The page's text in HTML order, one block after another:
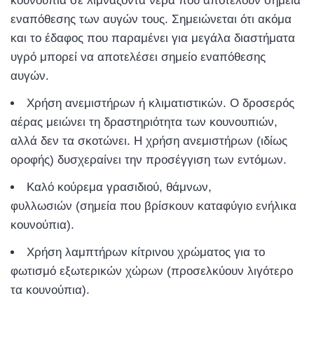
εναπόθεσης των αυγών τους. Σημειώνεται ότι ακόμα
και το έδαφος που παραμένει για μεγάλα διαστήματα
υγρό μπορεί να αποτελέσει σημείο εναπόθεσης
αυγών.
Χρήση ανεμιστήρων ή κλιματιστικών. Ο δροσερός
αέρας μειώνει τη δραστηριότητα των κουνουπιών,
αλλά δεν τα σκοτώνει. Η χρήση ανεμιστήρων (ιδίως
οροφής) δυσχεραίνει την προσέγγιση των εντόμων.
Καλό κούρεμα γρασιδιού, θάμνων,
φυλλωσιών (σημεία που βρίσκουν καταφύγιο ενήλικα
κουνούπια).
Χρήση λαμπτήρων κίτρινου χρώματος για το
φωτισμό εξωτερικών χώρων (προσελκύουν λιγότερο
τα κουνούπια).